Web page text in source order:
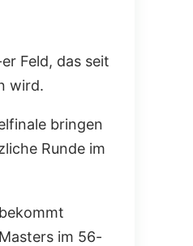
Feld, das seit
wird.
bringen
Runde im
im 56-